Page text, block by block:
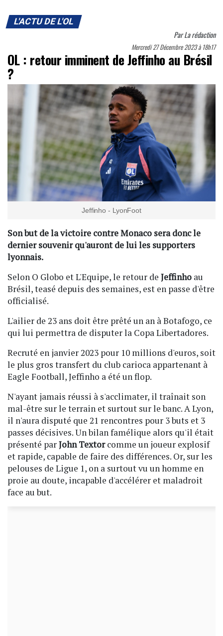
L'ACTU DE L'OL
ParLa rédaction
Mercredi 27 Décembre 2023 à 18h17
OL : retour imminent de Jeffinho au Brésil
?
Jeffinho - LyonFoot
Son but de la victoire contre Monaco sera donc le
dernier souvenir qu'auront de lui les supporters
lyonnais.
Selon O Globo et L'Equipe, le retour de Jeffinho au
Brésil, teasé depuis des semaines, est en passe d'être
officialisé.
L'ailier de 23 ans doit être prêté un an à Botafogo, ce
qui lui permettra de disputer la Copa Libertadores.
Recruté en janvier 2023 pour 10 millions d'euros, soit
le plus gros transfert du club carioca appartenant à
Eagle Football, Jeffinho a été un flop.
N'ayant jamais réussi à s'acclimater, il traînait son
mal-être sur le terrain et surtout sur le banc. A Lyon,
il n'aura disputé que 21 rencontres pour 3 buts et 3
passes décisives. Un bilan famélique alors qu'il était
présenté parJohn Textorcomme un joueur explosif
et rapide, capable de faire des différences. Or, sur les
pelouses de Ligue 1, on a surtout vu un homme en
proie au doute, incapable d'accélérer et maladroit
face au but.